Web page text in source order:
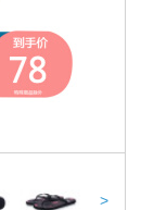
>